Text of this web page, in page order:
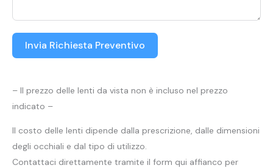
Invia Richiesta Preventivo
– Il prezzo delle lenti da vista non è incluso nel prezzo
indicato –
Il costo delle lenti dipende dalla prescrizione, dalle dimensioni
degli occhiali e dal tipo di utilizzo.
Contattaci direttamente tramite il form qui affianco per